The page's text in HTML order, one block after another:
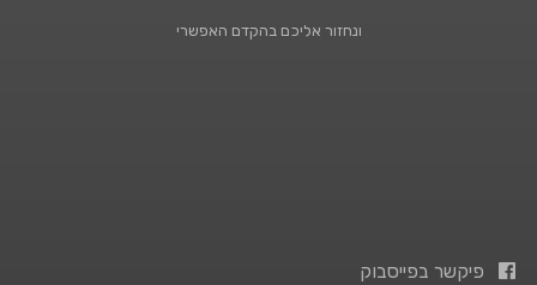
ונחזור אליכם בהקדם האפשרי
פיקשר בפייסבוק